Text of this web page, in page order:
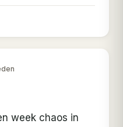
week chaos in